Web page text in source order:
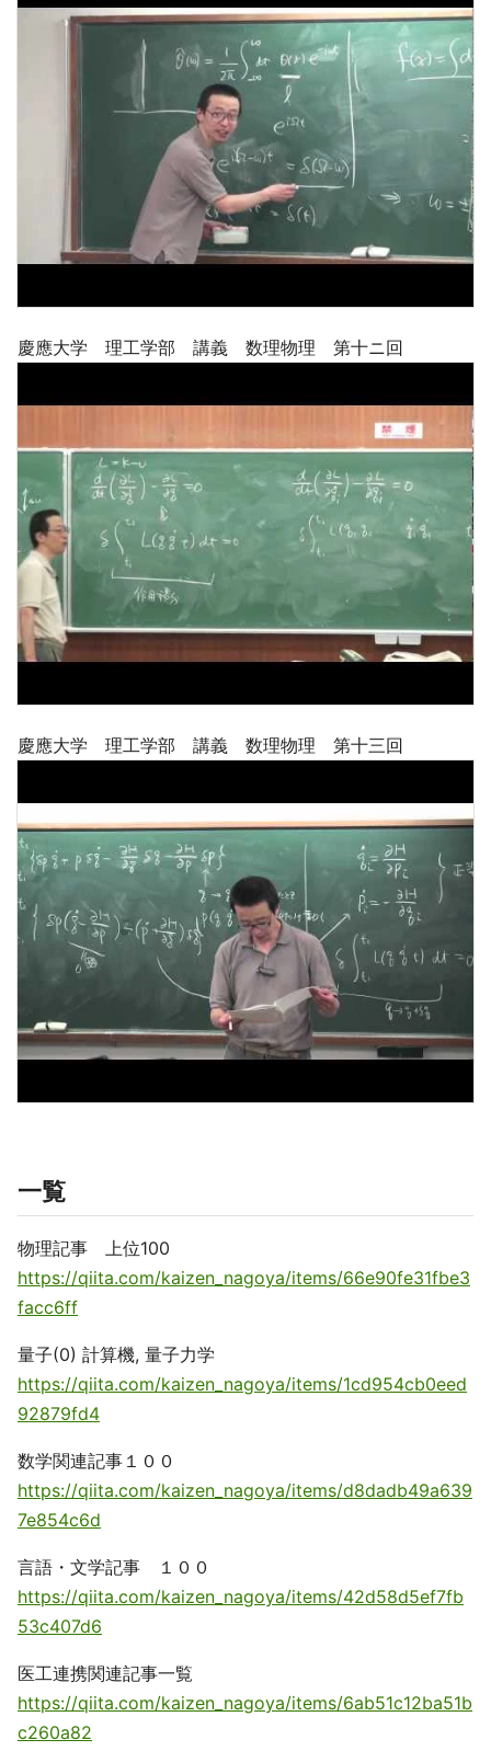
慶應大学 理工学部 講義 数理物理 第十ニ回
慶應大学 理工学部 講義 数理物理 第十三回
一覧
物理記事 上位100
https://qiita.com/kaizen_nagoya/items/66e90fe31fbe3
facc6ff
量子(0) 計算機, 量子力学
https://qiita.com/kaizen_nagoya/items/1cd954cb0eed
92879fd4
数学関連記事１００
https://qiita.com/kaizen_nagoya/items/d8dadb49a639
7e854c6d
言語・文学記事 １００
https://qiita.com/kaizen_nagoya/items/42d58d5ef7fb
53c407d6
医工連携関連記事一覧
https://qiita.com/kaizen_nagoya/items/6ab51c12ba51b
c260a82